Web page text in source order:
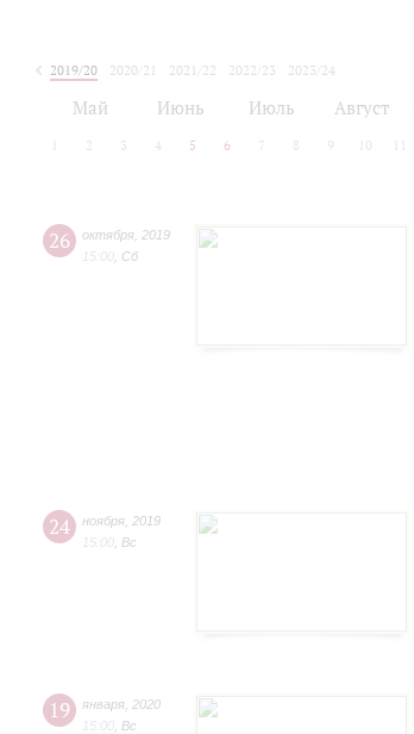
2019/20 2020/21 2021/22 2022/23
2023/24
Май Июнь Июль Август
2 3 4 5 6 7 8 9 10
26 октября 2019
15:00 Сб
24 ноября 2019
15:00 Вс
19 января 2020
15:00 Вс